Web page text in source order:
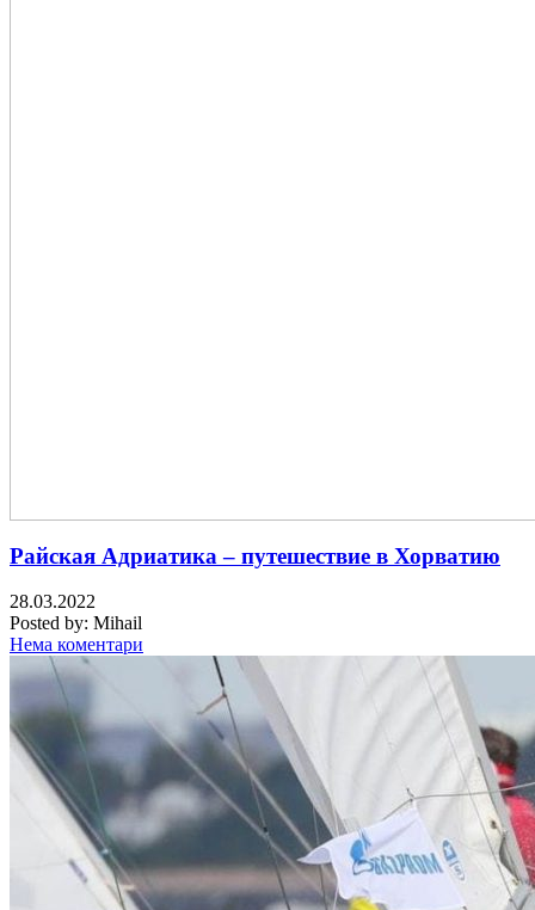
Райская Адриатика – путешествие в Хорватию
28.03.2022
Posted by: Mihail
Нема коментари